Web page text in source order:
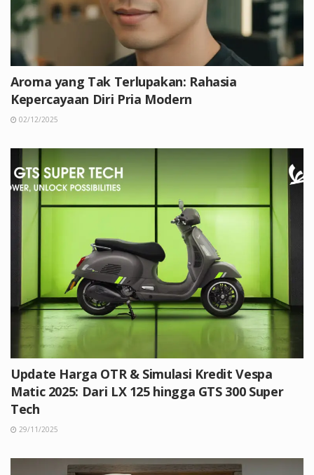
Aroma yang Tak Terlupakan: Rahasia
Kepercayaan Diri Pria Modern
02/12/2025
Update Harga OTR & Simulasi Kredit Vespa
Matic 2025: Dari LX 125 hingga GTS 300 Super
Tech
29/11/2025